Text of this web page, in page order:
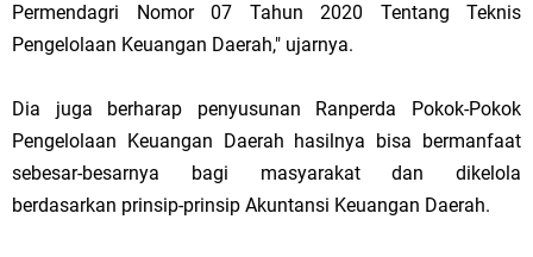
Permendagri Nomor 07 Tahun 2020 Tentang Teknis
Pengelolaan Keuangan Daerah," ujarnya.
Dia juga berharap penyusunan Ranperda Pokok-Pokok
Pengelolaan Keuangan Daerah hasilnya bisa bermanfaat
sebesar-besarnya bagi masyarakat dan dikelola
berdasarkan prinsip-prinsip Akuntansi Keuangan Daerah.